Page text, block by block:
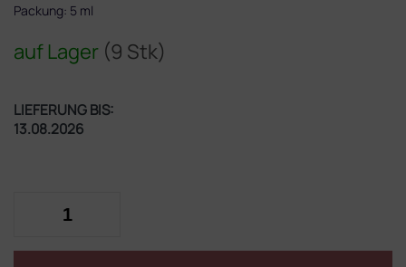
auf Lager (9 Stk)
LIEFERUNG BIS:
13.08.2026
Packung: 5 ml